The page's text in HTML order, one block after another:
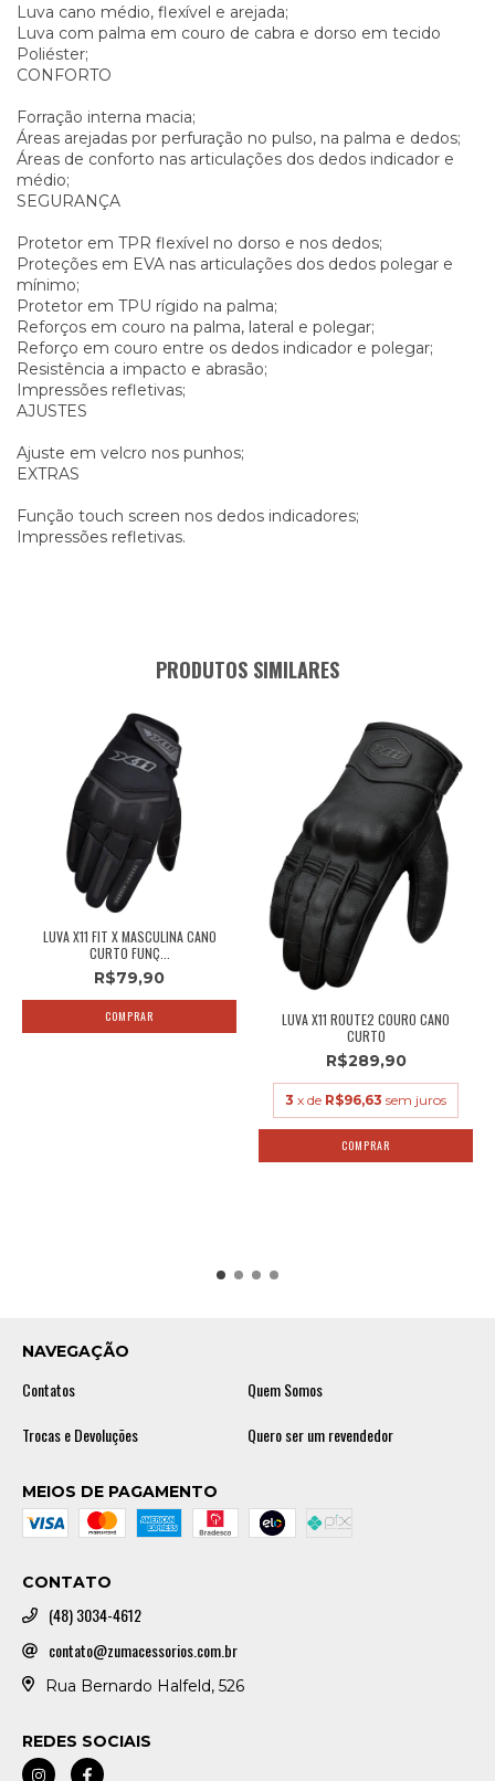
Luva cano médio, flexível e arejada;
Luva com palma em couro de cabra e dorso em tecido
Poliéster;
CONFORTO
Forração interna macia;
Áreas arejadas por perfuração no pulso, na palma e dedos;
Áreas de conforto nas articulações dos dedos indicador e
médio;
SEGURANÇA
Protetor em TPR flexível no dorso e nos dedos;
Proteções em EVA nas articulações dos dedos polegar e
mínimo;
Protetor em TPU rígido na palma;
Reforços em couro na palma, lateral e polegar;
Reforço em couro entre os dedos indicador e polegar;
Resistência a impacto e abrasão;
Impressões refletivas;
AJUSTES
Ajuste em velcro nos punhos;
EXTRAS
Função touch screen nos dedos indicadores;
Impressões refletivas.
PRODUTOS SIMILARES
LUVA X11 FIT X MASCULINA CANO
CURTO FUNÇ...
R$79,90
COMPRAR
LUVA X11 ROUTE2 COURO CANO
CURTO
R$289,90
3 x de R$96,63 sem juros
COMPRAR
NAVEGAÇÃO
Contatos
Quem Somos
Trocas e Devoluções
Quero ser um revendedor
MEIOS DE PAGAMENTO
CONTATO
(48) 3034-4612
contato@zumacessorios.com.br
Rua Bernardo Halfeld, 526
REDES SOCIAIS